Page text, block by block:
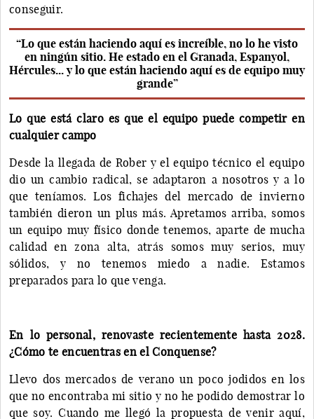
conseguir.
“Lo que están haciendo aquí es increíble, no lo he visto
en ningún sitio. He estado en el Granada, Espanyol,
Hércules... y lo que están haciendo aquí es de equipo muy
grande”
Lo que está claro es que el equipo puede competir en
cualquier campo
Desde la llegada de Rober y el equipo técnico el equipo
dio un cambio radical, se adaptaron a nosotros y a lo
que teníamos. Los fichajes del mercado de invierno
también dieron un plus más. Apretamos arriba, somos
un equipo muy físico donde tenemos, aparte de mucha
calidad en zona alta, atrás somos muy serios, muy
sólidos, y no tenemos miedo a nadie. Estamos
preparados para lo que venga.
En lo personal, renovaste recientemente hasta 2028.
¿Cómo te encuentras en el Conquense?
Llevo dos mercados de verano un poco jodidos en los
que no encontraba mi sitio y no he podido demostrar lo
que soy. Cuando me llegó la propuesta de venir aquí,